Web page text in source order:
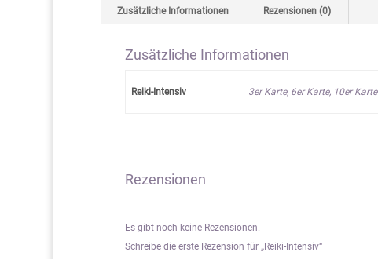
Zusätzliche Informationen Rezensionen (0)
Zusätzliche Informationen
Reiki-Intensiv 3er Karte, 6er Karte, 10er Karte
Rezensionen
Es gibt noch keine Rezensionen.
Schreibe die erste Rezension für „Reiki-Intensiv“